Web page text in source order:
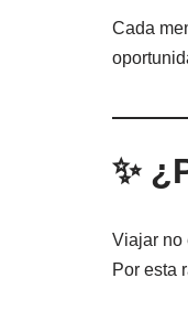
Cada
✨
Viajar no
Por esta